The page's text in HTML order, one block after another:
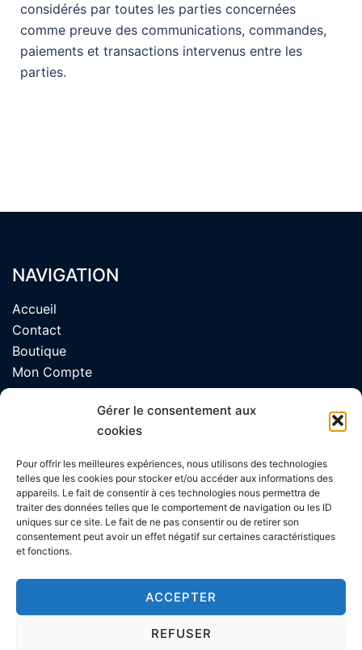
Gérer le consentement aux
cookies
Pour offrir les meilleures expériences, nous utilisons des technologies
telles que les cookies pour stocker et/ou accéder aux informations des
appareils. Le fait de consentir à ces technologies nous permettra de
traiter des données telles que le comportement de navigation ou les ID
uniques sur ce site. Le fait de ne pas consentir ou de retirer son
consentement peut avoir un effet négatif sur certaines caractéristiques
et fonctions.
ACCEPTER
REFUSER
considérés par toutes les parties concernées
comme preuve des communications, commandes,
paiements et transactions intervenus entre les
parties.
NAVIGATION
Accueil
Contact
Boutique
Mon Compte
CGV
Mentions Légales
Politique de confidentialité
ARTICLES
Messagerie vocale professionnelle
Message répondeur féminin
Message répondeur personnalisé
Annonce répondeur pro